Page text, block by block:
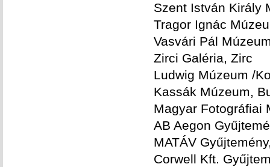
Szent István Király
Tragor Ignác
Vasvári Pál
Zirci Galéria, Zirc
Ludwig Múzeum /
Kassák Múzeum,
Magyar Fotográfiai
AB Aegon
MATÁV
Corwell Kft.